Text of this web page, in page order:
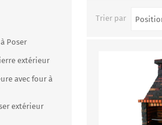
Trier par
Poser
extérieur
avec four à
extérieur